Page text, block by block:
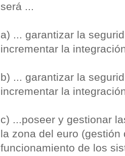
será ...
a) ... garantizar la
incrementar la
b) ... garantizar la
incrementar la
c) ...poseer y gestionar
la zona del euro
funcionamiento de los